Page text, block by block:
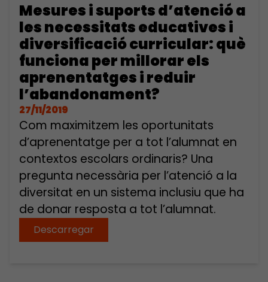
Mesures i suports d’atenció a
les necessitats educatives i
diversificació curricular: què
funciona per millorar els
aprenentatges i reduir
l’abandonament?
27/11/2019
Com maximitzem les oportunitats
d’aprenentatge per a tot l’alumnat en
contextos escolars ordinaris? Una
pregunta necessària per l’atenció a la
diversitat en un sistema inclusiu que ha
de donar resposta a tot l’alumnat.
Descarregar